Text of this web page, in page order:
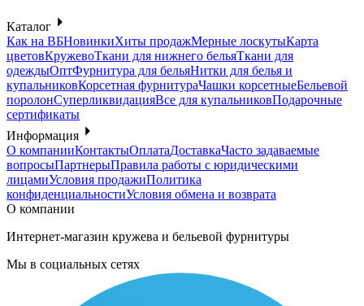
Каталог
Как на ВБНовинкиХиты продажМерные лоскутыКарта
цветовКружевоТкани для нижнего бельяТкани для
одеждыОптФурнитура для бельяНитки для белья и
купальниковКорсетная фурнитураЧашки корсетныеБельевой
поролонСуперликвидацияВсе для купальниковПодарочные
сертификаты
Информация
О компанииКонтактыОплатаДоставкаЧасто задаваемые
вопросыПартнерыПравила работы с юридическими
лицамиУсловия продажиПолитика
конфиденциальностиУсловия обмена и возврата
О компании
Интернет-магазин кружева и бельевой фурнитуры
Мы в социальных сетях